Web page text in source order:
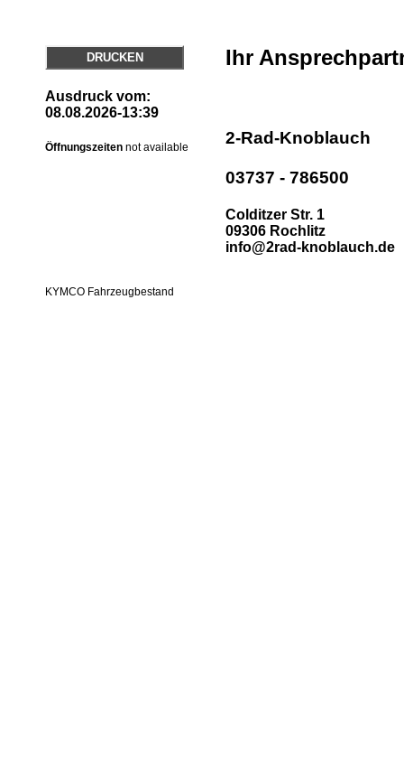
DRUCKEN
Ausdruck vom:
08.08.2026-13:39
Öffnungszeiten not available
Ihr
2-Rad-Knoblauch
03737 - 786500
Colditzer Str. 1
09306 Rochlitz
info@2rad-knoblauch.de
KYMCO Fahrzeugbestand